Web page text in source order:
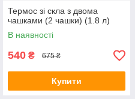
Термос зі скла з двома
чашками (2 чашки) (1.8 л)
В наявності
540 ₴ 675 ₴
Купити